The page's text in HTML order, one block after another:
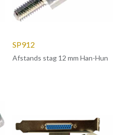
SP912
Afstands stag 12 mm Han-Hun